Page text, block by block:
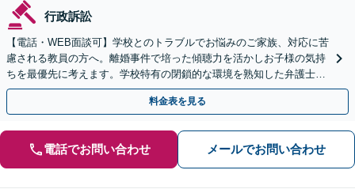
行政訴訟
【電話・WEB面談可】学校とのトラブルでお悩みのご家族、対応に苦
慮される教員の方へ。離婚事件で培った傾聴力を活かしお子様の気持
ちを最優先に考えます。学校特有の閉鎖的な環境を熟知した弁護士
が、法的な観点からあなたを守ります。
料金表を見る
電話でお問い合わせ メールでお問い合わせ